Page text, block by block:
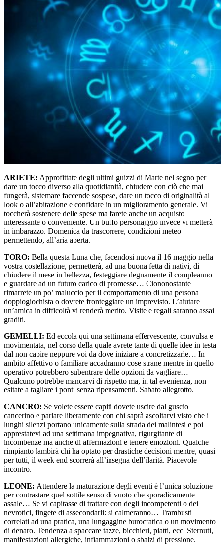
ARIETE: Approfittate degli ultimi guizzi di Marte nel segno per
dare un tocco diverso alla quotidianità, chiudere con ciò che mai
fungerà, sistemare faccende sospese, dare un tocco di originalità al
look o all’abitazione e confidare in un miglioramento generale. Vi
toccherà sostenere delle spese ma farete anche un acquisto
interessante o conveniente. Un buffo personaggio invece vi metterà
in imbarazzo. Domenica da trascorrere, condizioni meteo
permettendo, all’aria aperta.
TORO: Bella questa Luna che, facendosi nuova il 16 maggio nella
vostra costellazione, permetterà, ad una buona fetta di nativi, di
chiudere il mese in bellezza, festeggiare degnamente il compleanno
e guardare ad un futuro carico di promesse… Ciononostante
rimarrete un po’ maluccio per il comportamento di una persona
doppiogiochista o dovrete fronteggiare un imprevisto. L’aiutare
un’amica in difficoltà vi renderà merito. Visite e regali saranno assai
graditi.
GEMELLI: Ed eccola qui una settimana effervescente, convulsa e
movimentata, nel corso della quale avrete tante di quelle idee in testa
dal non capire neppure voi da dove iniziare a concretizzarle… In
ambito affettivo o familiare accadranno cose strane mentre in quello
operativo potrebbero subentrare delle opzioni da vagliare…
Qualcuno potrebbe mancarvi di rispetto ma, in tal evenienza, non
esitate a tagliare i ponti senza ripensamenti. Sabato allegrotto.
CANCRO: Se volete essere capiti dovete uscire dal guscio
cancerino e parlare liberamente con chi saprà ascoltarvi visto che i
lunghi silenzi portano unicamente sulla strada dei malintesi e poi
apprestatevi ad una settimana impegnativa, rigurgitante di
incombenze ma anche di affermazioni e tenere emozioni. Qualche
rimpianto lambirà chi ha optato per drastiche decisioni mentre, quasi
per tutti, il week end scorrerà all’insegna dell’ilarità. Piacevole
incontro.
LEONE: Attendere la maturazione degli eventi è l’unica soluzione
per contrastare quel sottile senso di vuoto che sporadicamente
assale… Se vi capitasse di trattare con degli incompetenti o dei
nevrotici, fingete di assecondarli: si calmeranno… Trambusti
correlati ad una pratica, una lungaggine burocratica o un movimento
di denaro. Tendenza a spaccare tazze, bicchieri, piatti, ecc. Sternuti,
manifestazioni allergiche, infiammazioni o sbalzi di pressione.